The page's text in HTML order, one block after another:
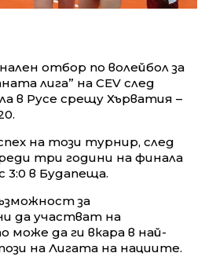
отбор по волейбол за
лига” на CEV след
в Русе срещу Хърватия –
на този турнир, след
три години на финала
3:0 в Будапеща.
за
да участват на
може да ги вкара в най-
на Лигата на нациите.